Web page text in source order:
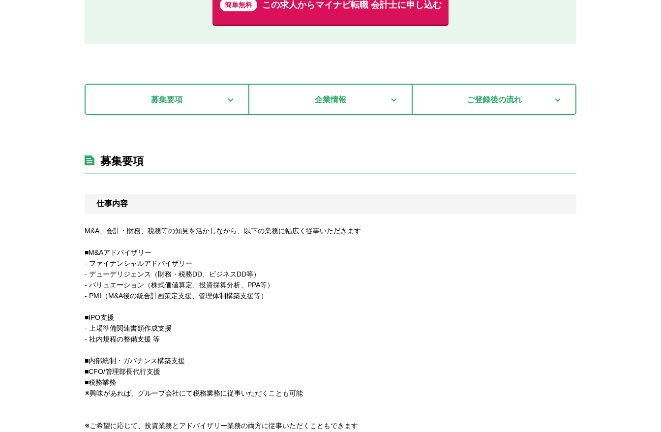
簡単無料 この求人からマイナビ転職 会計士に申し込む
募集要項 企業情報 ご登録後の流れ
募集要項
仕事内容
M&A、会計・財務、税務等の知見を活かしながら、以下の業務に幅広く従事いただきます
■M&Aアドバイザリー
- ファイナンシャルアドバイザリー
- デューデリジェンス（財務・税務DD、ビジネスDD等）
- バリュエーション（株式価値算定、投資採算分析、PPA等）
- PMI（M&A後の統合計画策定支援、管理体制構築支援等）
■IPO支援
- 上場準備関連書類作成支援
- 社内規程の整備支援 等
■内部統制・ガバナンス構築支援
■CFO/管理部長代行支援
■税務業務
※興味があれば、グループ会社にて税務業務に従事いただくことも可能
※ご希望に応じて、投資業務とアドバイザリー業務の両方に従事いただくこともできます